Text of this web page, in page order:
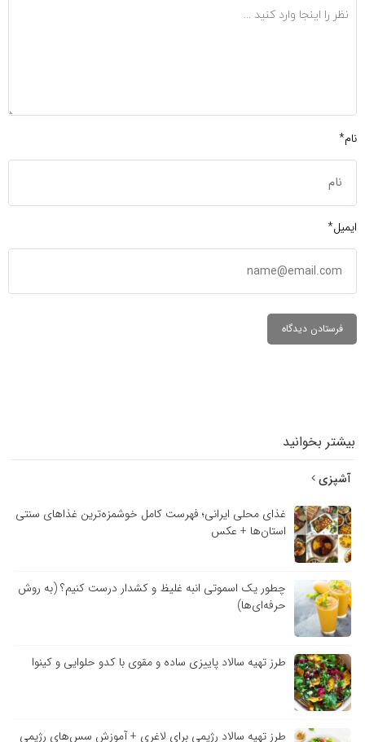
نام*
ایمیل*
بیشتر بخوانید
آشپزی
غذای محلی ایرانی؛ فهرست کامل خوشمزه‌ترین غذاهای سنتی
استان‌ها + عکس
چطور یک اسموتی انبه غلیظ و کشدار درست کنیم؟ (به روش
حرفه‌ای‌ها)
طرز تهیه سالاد پاییزی ساده و مقوی با کدو حلوایی و کینوا
طرز تهیه سالاد رژیمی برای لاغری + آموزش سس‌های رژیمی